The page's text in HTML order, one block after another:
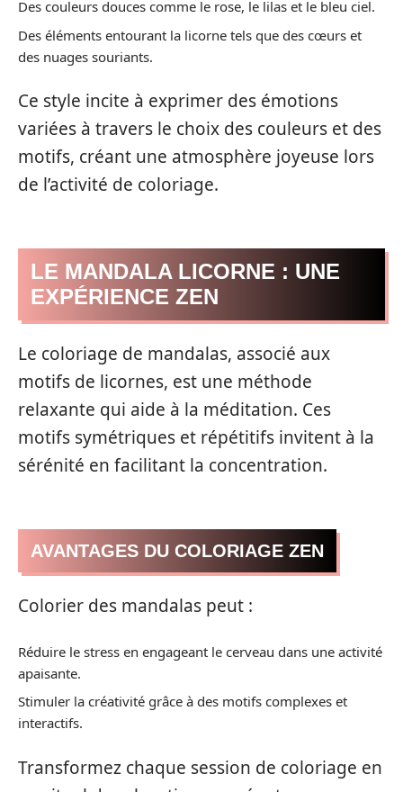
Des couleurs douces comme le rose, le lilas et le bleu ciel.
Des éléments entourant la licorne tels que des cœurs et
des nuages souriants.
Ce style incite à exprimer des émotions
variées à travers le choix des couleurs et des
motifs, créant une atmosphère joyeuse lors
de l’activité de coloriage.
LE MANDALA LICORNE : UNE
EXPÉRIENCE ZEN
Le coloriage de mandalas, associé aux
motifs de licornes, est une méthode
relaxante qui aide à la méditation. Ces
motifs symétriques et répétitifs invitent à la
sérénité en facilitant la concentration.
AVANTAGES DU COLORIAGE ZEN
Colorier des mandalas peut :
Réduire le stress en engageant le cerveau dans une activité
apaisante.
Stimuler la créativité grâce à des motifs complexes et
interactifs.
Transformez chaque session de coloriage en